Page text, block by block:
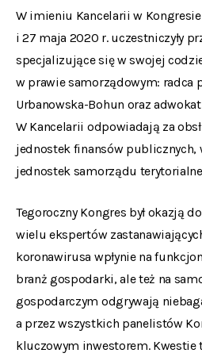
W imieniu Kancelarii w
i 27 maja 2020 r. uczestniczyły
specjalizujące się w swojej
w prawie samorządowym: radca
Urbanowska-Bohun oraz
W Kancelarii odpowiadają za
jednostek finansów
jednostek samorządu
Tegoroczny Kongres był okazją
wielu ekspertów
koronawirusa wpłynie na
branż gospodarki, ale też na
gospodarczym odgrywają
a przez wszystkich panelistów
kluczowym inwestorem. Kwestie